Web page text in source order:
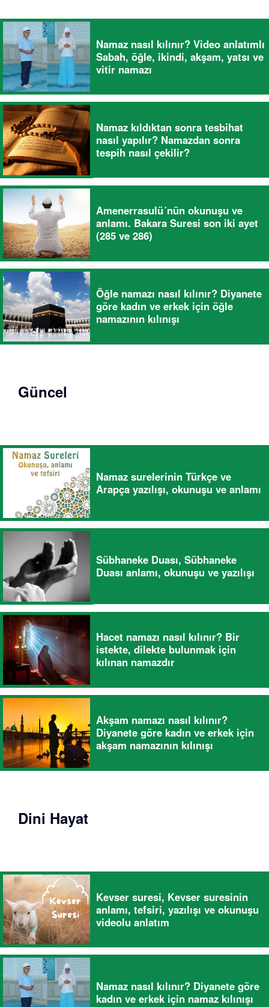
Namaz nasıl kılınır? Video anlatımlı
Sabah, öğle, ikindi, akşam, yatsı ve
vitir namazı
Namaz kıldıktan sonra tesbihat
nasıl yapılır? Namazdan sonra
tespih nasıl çekilir?
Amenerrasulü´nün okunuşu ve
anlamı. Bakara Suresi son iki ayet
(285 ve 286)
Öğle namazı nasıl kılınır? Diyanete
göre kadın ve erkek için öğle
namazının kılınışı
Güncel
Namaz surelerinin Türkçe ve
Arapça yazılışı, okunuşu ve anlamı
Sübhaneke Duası, Sübhaneke
Duası anlamı, okunuşu ve yazılışı
Hacet namazı nasıl kılınır? Bir
istekte, dilekte bulunmak için
kılınan namazdır
Akşam namazı nasıl kılınır?
Diyanete göre kadın ve erkek için
akşam namazının kılınışı
Dini Hayat
Kevser suresi, Kevser suresinin
anlamı, tefsiri, yazılışı ve okunuşu
videolu anlatım
Namaz nasıl kılınır? Diyanete göre
kadın ve erkek için namaz kılınışı